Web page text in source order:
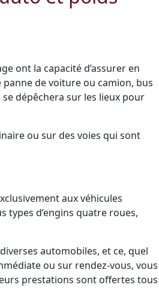
ont la capacité d’assurer en
de voiture ou camion, bus
dépêchera sur les lieux pour
ou sur des voies qui sont
aux véhicules
types d’engins quatre roues,
automobiles, et ce, quel
ou sur rendez-vous, vous
prestations sont offertes tous